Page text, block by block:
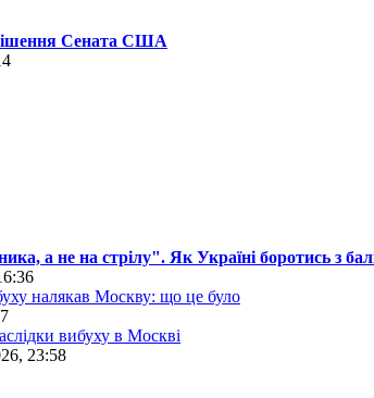
Сената США
а не на стрілу". Як Україні боротись з
налякав Москву: що це було
вибуху в Москві
23:58